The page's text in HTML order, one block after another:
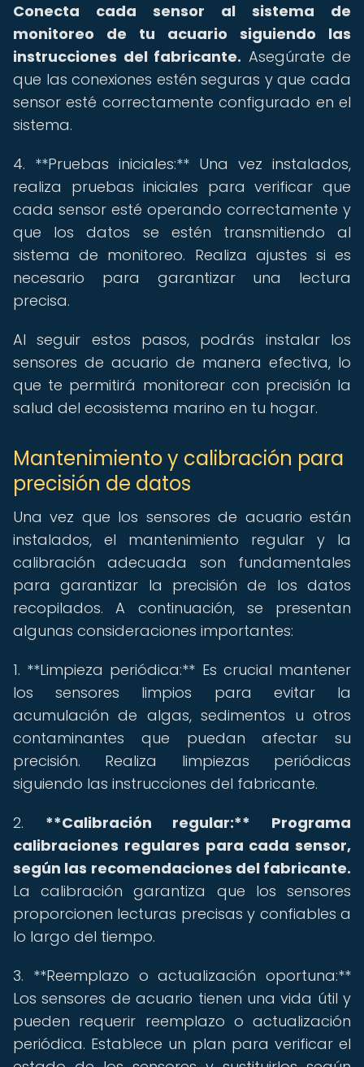
Conecta cada sensor al sistema de
monitoreo de tu acuario siguiendo las
instrucciones del fabricante. Asegúrate de
que las conexiones estén seguras y que cada
sensor esté correctamente configurado en el
sistema.
4. **Pruebas iniciales:** Una vez instalados,
realiza pruebas iniciales para verificar que
cada sensor esté operando correctamente y
que los datos se estén transmitiendo al
sistema de monitoreo. Realiza ajustes si es
necesario para garantizar una lectura
precisa.
Al seguir estos pasos, podrás instalar los
sensores de acuario de manera efectiva, lo
que te permitirá monitorear con precisión la
salud del ecosistema marino en tu hogar.
Mantenimiento y calibración para
precisión de datos
Una vez que los sensores de acuario están
instalados, el mantenimiento regular y la
calibración adecuada son fundamentales
para garantizar la precisión de los datos
recopilados. A continuación, se presentan
algunas consideraciones importantes:
1. **Limpieza periódica:** Es crucial mantener
los sensores limpios para evitar la
acumulación de algas, sedimentos u otros
contaminantes que puedan afectar su
precisión. Realiza limpiezas periódicas
siguiendo las instrucciones del fabricante.
2. **Calibración regular:** Programa
calibraciones regulares para cada sensor,
según las recomendaciones del fabricante.
La calibración garantiza que los sensores
proporcionen lecturas precisas y confiables a
lo largo del tiempo.
3. **Reemplazo o actualización oportuna:**
Los sensores de acuario tienen una vida útil y
pueden requerir reemplazo o actualización
periódica. Establece un plan para verificar el